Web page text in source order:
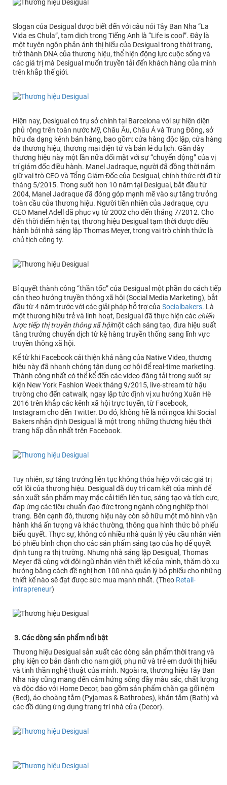
Slogan của Desigual được biết đến với câu nói Tây Ban Nha “La
Vida es Chula”, tạm dịch trong Tiếng Anh là “Life is cool”. Đây là
một tuyên ngôn phản ánh thị hiếu của Desigual trong thời trang,
trở thành DNA của thương hiệu, thể hiện động lực cuộc sống và
các giá trị mà Desigual muốn truyền tải đến khách hàng của mình
trên khắp thế giới.
Hiện nay, Desigual có trụ sở chính tại Barcelona với sự hiện diện
phủ rộng trên toàn nước Mỹ, Châu Âu, Châu Á và Trung Đông, sở
hữu đa dạng kênh bán hàng, bao gồm: cửa hàng độc lập, cửa hàng
đa thương hiệu, thương mại điện tử và bán lẻ du lịch. Gần đây
thương hiệu này một lần nữa đối mặt với sự “chuyển động” của vị
trí giám đốc điều hành. Manel Jadraque, người đã đồng thời nắm
giữ vai trò CEO và Tổng Giám Đốc của Desigual, chính thức rời đi từ
tháng 5/2015. Trong suốt hơn 10 năm tại Desigual, bắt đầu từ
2004, Manel Jadraque đã đóng góp mạnh mẽ vào sự tăng trưởng
toàn cầu của thương hiệu. Người tiền nhiên của Jadraque, cựu
CEO Manel Adell đã phục vụ từ 2002 cho đến tháng 7/2012. Cho
đến thời điểm hiện tại, thương hiệu Desigual tạm thời được điều
hành bởi nhà sáng lập Thomas Meyer, trong vai trò chính thức là
chủ tịch công ty.
Bí quyết thành công “thần tốc” của Desigual một phần do cách tiếp
cận theo hướng truyền thông xã hội (Social Media Marketing), bắt
đầu từ 4 năm trước với các giải pháp hỗ trợ của Socialbakers. Là
một thương hiệu trẻ và linh hoạt, Desigual đã thực hiện các chiến
lược tiếp thị truyền thông xã hộimột cách sáng tạo, đưa hiệu suất
tăng trưởng chuyển dịch từ kệ hàng truyền thống sang lĩnh vực
truyền thông xã hội.
Kể từ khi Facebook cải thiện khả năng của Native Video, thương
hiệu này đã nhanh chóng tận dụng cơ hội để real-time marketing.
Thành công nhất có thể kể đến các video đăng tải trong suốt sự
kiện New York Fashion Week tháng 9/2015, live-stream từ hậu
trường cho đến catwalk, ngay lập tức định vị xu hướng Xuân Hè
2016 trên khắp các kênh xã hội trực tuyến, từ Facebook,
Instagram cho đến Twitter. Do đó, không hề là nói ngoa khi Social
Bakers nhận định Desigual là một trong những thương hiệu thời
trang hấp dẫn nhất trên Facebook.
Tuy nhiên, sự tăng trưởng liên tục không thỏa hiệp với các giá trị
cốt lõi của thương hiệu. Desigual đã duy trì cam kết của mình để
sản xuất sản phẩm may mặc cải tiến liên tục, sáng tạo và tích cực,
đáp ứng các tiêu chuẩn đạo đức trong ngành công nghiệp thời
trang. Bên cạnh đó, thương hiệu này còn sở hữu một mô hình vận
hành khá ấn tượng và khác thường, thông qua hình thức bỏ phiếu
biểu quyết. Thực sự, không có nhiều nhà quản lý yêu cầu nhân viên
bỏ phiếu bình chọn cho các sản phẩm sáng tạo của họ để quyết
định tung ra thị trường. Nhưng nhà sáng lập Desigual, Thomas
Meyer đã cùng với đội ngũ nhân viên thiết kế của mình, thăm dò xu
hướng bằng cách đề nghị hơn 100 nhà quản lý bỏ phiếu cho những
thiết kế nào sẽ đạt được sức mua mạnh nhất. (Theo Retail-
intrapreneur)
3. Các dòng sản phẩm nổi bật
Thương hiệu Desigual sản xuất các dòng sản phẩm thời trang và
phụ kiện cơ bản dành cho nam giới, phụ nữ và trẻ em dưới thị hiếu
và tinh thần nghệ thuật của mình. Ngoài ra, thương hiệu Tây Ban
Nha này cũng mang đến cảm hứng sống đầy màu sắc, chất lượng
và độc đáo với Home Decor, bao gồm sản phẩm chăn ga gối nệm
(Bed), áo choàng tắm (Pyjamas & Bathrobes), khăn tắm (Bath) và
các đồ dùng ứng dụng trang trí nhà cửa (Decor).